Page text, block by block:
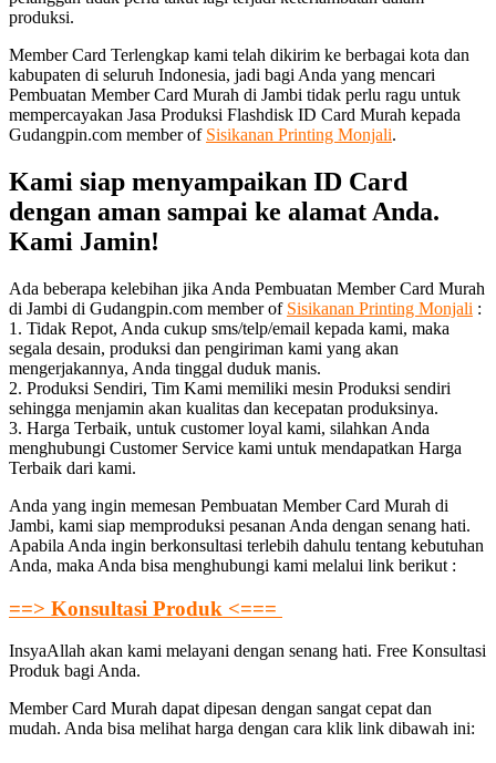
produksi.
Member Card Terlengkap kami telah dikirim ke berbagai kota dan
kabupaten di seluruh Indonesia, jadi bagi Anda yang mencari
Pembuatan Member Card Murah di Jambi tidak perlu ragu untuk
mempercayakan Jasa Produksi Flashdisk ID Card Murah kepada
Gudangpin.com member of Sisikanan Printing Monjali.
Kami siap menyampaikan ID Card
dengan aman sampai ke alamat Anda.
Kami Jamin!
Ada beberapa kelebihan jika Anda Pembuatan Member Card Murah
di Jambi di Gudangpin.com member of Sisikanan Printing Monjali :
1. Tidak Repot, Anda cukup sms/telp/email kepada kami, maka
segala desain, produksi dan pengiriman kami yang akan
mengerjakannya, Anda tinggal duduk manis.
2. Produksi Sendiri, Tim Kami memiliki mesin Produksi sendiri
sehingga menjamin akan kualitas dan kecepatan produksinya.
3. Harga Terbaik, untuk customer loyal kami, silahkan Anda
menghubungi Customer Service kami untuk mendapatkan Harga
Terbaik dari kami.
Anda yang ingin memesan Pembuatan Member Card Murah di
Jambi, kami siap memproduksi pesanan Anda dengan senang hati.
Apabila Anda ingin berkonsultasi terlebih dahulu tentang kebutuhan
Anda, maka Anda bisa menghubungi kami melalui link berikut :
==> Konsultasi Produk <===
InsyaAllah akan kami melayani dengan senang hati. Free Konsultasi
Produk bagi Anda.
Member Card Murah dapat dipesan dengan sangat cepat dan
mudah. Anda bisa melihat harga dengan cara klik link dibawah ini: